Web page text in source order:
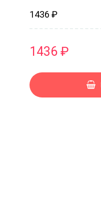
1436 ₽
1436 ₽